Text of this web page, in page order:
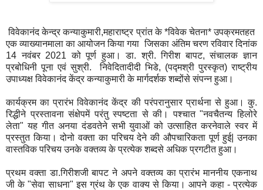
विवेकानंद केन्द्र कन्याकुमारी,महाराष्ट्र प्रांत के *विवेक चेतना* उपक्रमतहत
एक व्याख्यानमाला का आयोजन किया गया जिसका अंतिम चरण रविवार दिनांक
14 नवंबर 2021 को पूर्ण हुआ। डा. श्री. गिरीश बापट, संचालक ज्ञान
प्रबोधिनी पूना एवं सुश्री. निवेदितादीदी भिडे, (पद्मश्री पुरस्कृत) राष्ट्रीय
उपाध्यक्ष विवेकानंद केंद्र कन्याकुमारी के मार्गदर्शक शब्दोंसे संपन्न हुआ।
कार्यक्रम का प्रारंभ विवेकानंद केंद्र की परंपरानुसार प्रार्थना से हुआ। कु.
रिद्धीने प्रस्तावना संक्षेपमें परंतु स्पष्टता से की। पश्चात "नवचैतन्य हिलोरे
लेता" यह गीत अनया दंडवतेने सभी युवाओं को उत्साहित करनेवाले स्वर में
प्रस्तुत किया। दोनो वक्ता का परिचय देने की औपचारिकता पूर्ण हुई| उनका
वास्तविक परिचय उनके वक्तव्य के प्रत्येक शब्दसे अधिक प्रगटीत हुआ।
प्रथम वक्ता डा.गिरीशजी बापट ने अपने वक्तव्य का प्रारंभ माननीय एकनाथ
जी के "सेवा साधना" इस ग्रंथ के एक वाक्य से किया। आपने कहा - प्रत्येक